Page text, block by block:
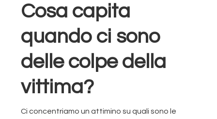
Cosa capita
quando ci sono
delle colpe della
vittima?
Ci concentriamo un attimino su quali sono le